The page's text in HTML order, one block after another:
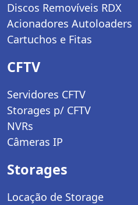
Discos Removíveis RDX
Acionadores Autoloaders
Cartuchos e Fitas
CFTV
Servidores CFTV
Storages p/ CFTV
NVRs
Câmeras IP
Storages
Locação de Storage